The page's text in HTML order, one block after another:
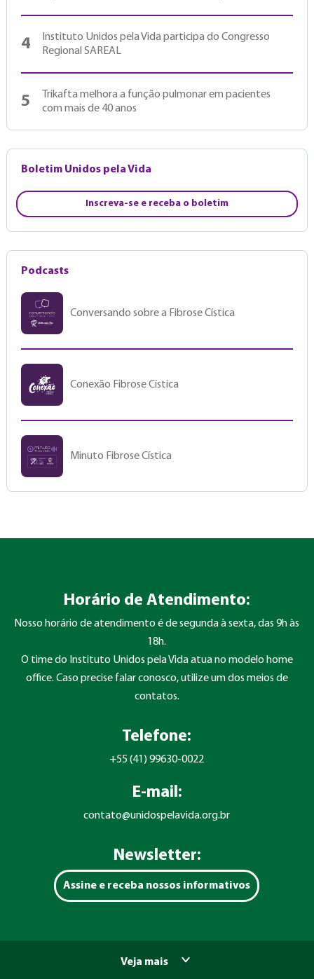
4
Instituto Unidos pela Vida participa do Congresso
Regional SAREAL
5
Trikafta melhora a função pulmonar em pacientes
com mais de 40 anos
Boletim Unidos pela Vida
Inscreva-se e receba o boletim
Podcasts
Conversando sobre a Fibrose Cística
Conexão Fibrose Cística
Minuto Fibrose Cística
Horário de Atendimento:
Nosso horário de atendimento é de segunda à sexta, das 9h às
18h.
O time do Instituto Unidos pela Vida atua no modelo home
office. Caso precise falar conosco, utilize um dos meios de
contatos.
Telefone:
+55 (41) 99630-0022
E-mail:
contato@unidospelavida.org.br
Newsletter:
Assine e receba nossos informativos
Veja mais